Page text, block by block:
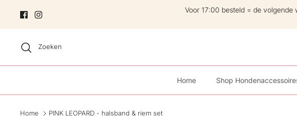
Voor 17:00 besteld = de
Zoeken
Home Shop
Home PINK LEOPARD - halsband & riem set